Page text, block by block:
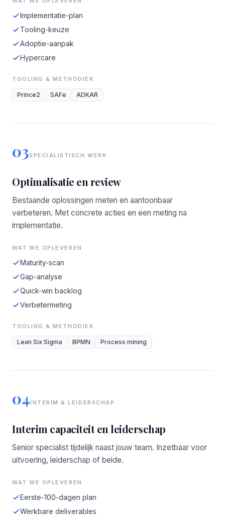
Implementatie-plan
Tooling-keuze
Adoptie-aanpak
Hypercare
TOOLING & METHODIEK
Prince2 SAFe ADKAR
03SPECIALISTISCH WERK
Optimalisatie en review
Bestaande oplossingen meten en aantoonbaar
verbeteren. Met concrete acties en een meting na
implementatie.
WAT WE OPLEVEREN
Maturity-scan
Gap-analyse
Quick-win backlog
Verbetermeting
TOOLING & METHODIEK
Lean Six Sigma BPMN Process mining
04INTERIM & LEIDERSCHAP
Interim capaciteit en leiderschap
Senior specialist tijdelijk naast jouw team. Inzetbaar voor
uitvoering, leiderschap of beide.
WAT WE OPLEVEREN
Eerste-100-dagen plan
Werkbare deliverables